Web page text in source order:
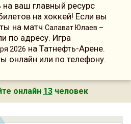
ваш главный ресурс
на хоккей! Если вы
на матч Салават Юлаев –
по адресу. Игра
2026 на Татнефть-Арене.
онлайн или по телефону.
онлайн 13человек